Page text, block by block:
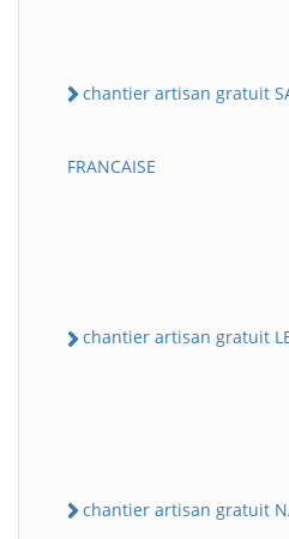
chantier artisan gratuit
FRANCAISE
chantier artisan gratuit LE
chantier artisan gratuit